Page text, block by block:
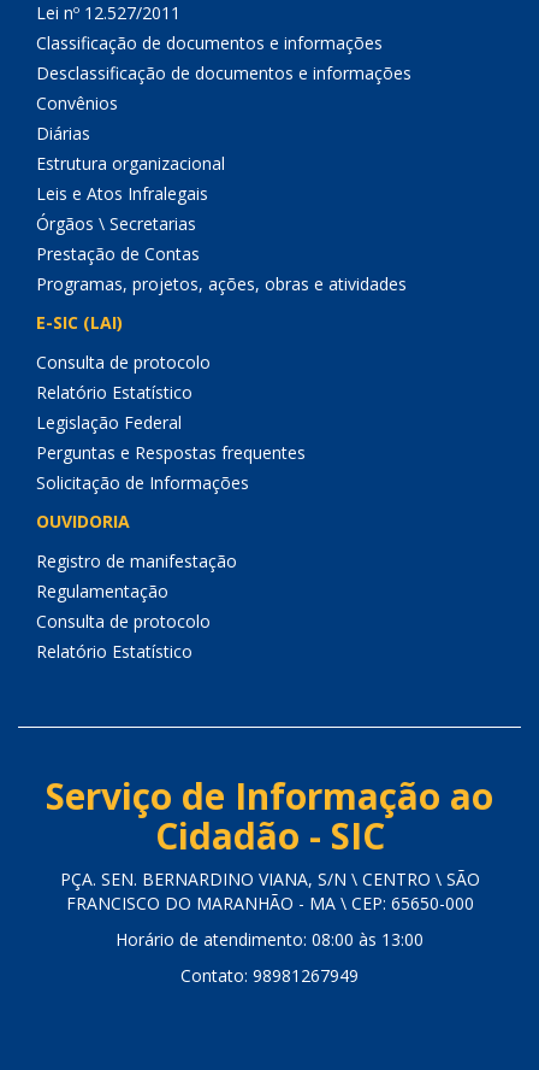
Lei nº 12.527/2011
Classificação de documentos e informações
Desclassificação de documentos e informações
Convênios
Diárias
Estrutura organizacional
Leis e Atos Infralegais
Órgãos \ Secretarias
Prestação de Contas
Programas, projetos, ações, obras e atividades
E-SIC (LAI)
Consulta de protocolo
Relatório Estatístico
Legislação Federal
Perguntas e Respostas frequentes
Solicitação de Informações
OUVIDORIA
Registro de manifestação
Regulamentação
Consulta de protocolo
Relatório Estatístico
Serviço de Informação ao
Cidadão - SIC
PÇA. SEN. BERNARDINO VIANA, S/N \ CENTRO \ SÃO
FRANCISCO DO MARANHÃO - MA \ CEP: 65650-000
Horário de atendimento: 08:00 às 13:00
Contato: 98981267949